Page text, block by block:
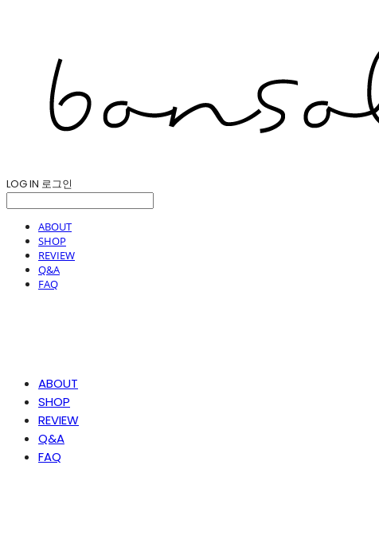
LOG IN 로그인
ABOUT
SHOP
REVIEW
Q&A
FAQ
ABOUT
SHOP
REVIEW
Q&A
FAQ